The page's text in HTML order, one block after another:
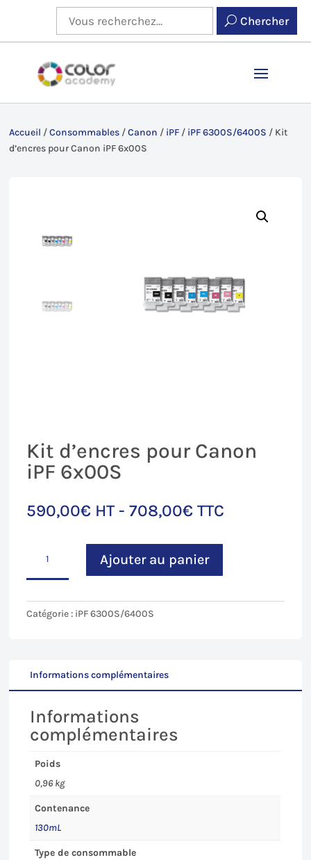
Chercher
Accueil /Consommables /Canon / iPF / iPF 6300S/6400S / Kit
d’encres pour Canon iPF 6x00S
Kit d’encres pour Canon
iPF 6x00S
590,00€ HT -708,00€ TTC
Kit
pour
Ajouter au panier
Catégorie : iPF 6300S/6400S
Informations complémentaires
Informations
complémentaires
Poids
0,96 kg
Contenance
130mL
Type de consommable